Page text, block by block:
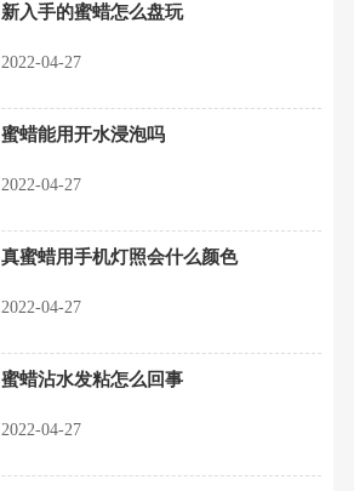
新入手的蜜蜡怎么盘玩
2022-04-27
蜜蜡能用开水浸泡吗
2022-04-27
真蜜蜡用手机灯照会什么颜色
2022-04-27
蜜蜡沾水发粘怎么回事
2022-04-27